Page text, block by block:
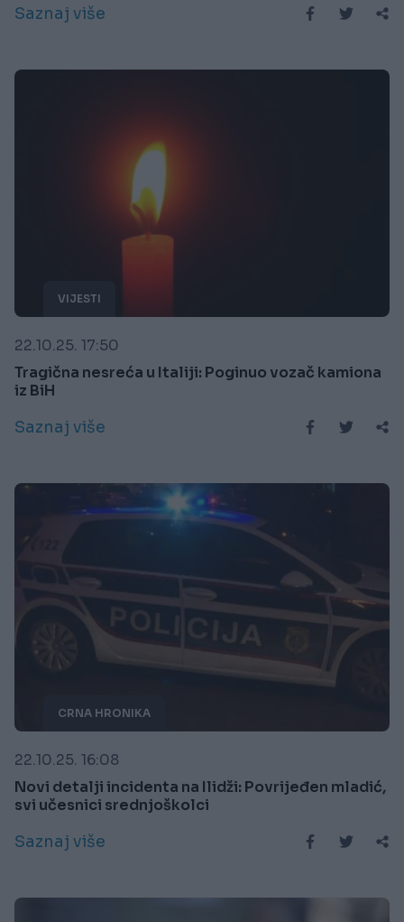
Saznaj više
VIJESTI
22.10.25. 17:50
Tragična nesreća u Italiji: Poginuo vozač kamiona
iz BiH
Saznaj više
CRNA HRONIKA
22.10.25. 16:08
Novi detalji incidenta na Ilidži: Povrijeđen mladić,
svi učesnici srednjoškolci
Saznaj više